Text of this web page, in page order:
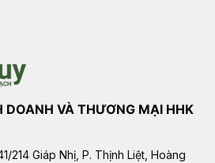
DOANH VÀ THƯƠNG MẠI HHK
214 Giáp Nhị, P. Thịnh Liệt, Hoàng